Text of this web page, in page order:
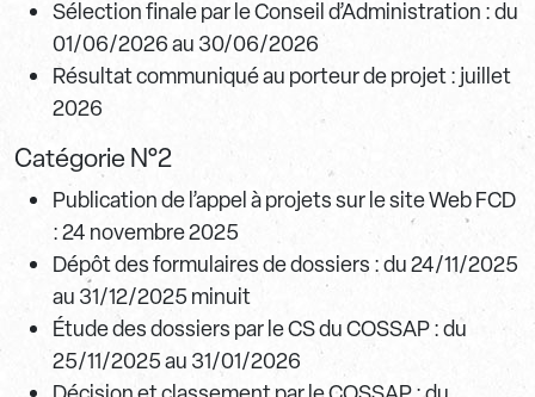
Sélection finale par le Conseil d’Administration : du
01/06/2026 au 30/06/2026
Résultat communiqué au porteur de projet : juillet
2026
Catégorie N°2
Publication de l’appel à projets sur le site Web FCD
: 24 novembre 2025
Dépôt des formulaires de dossiers : du 24/11/2025
au 31/12/2025 minuit
Étude des dossiers par le CS du COSSAP : du
25/11/2025 au 31/01/2026